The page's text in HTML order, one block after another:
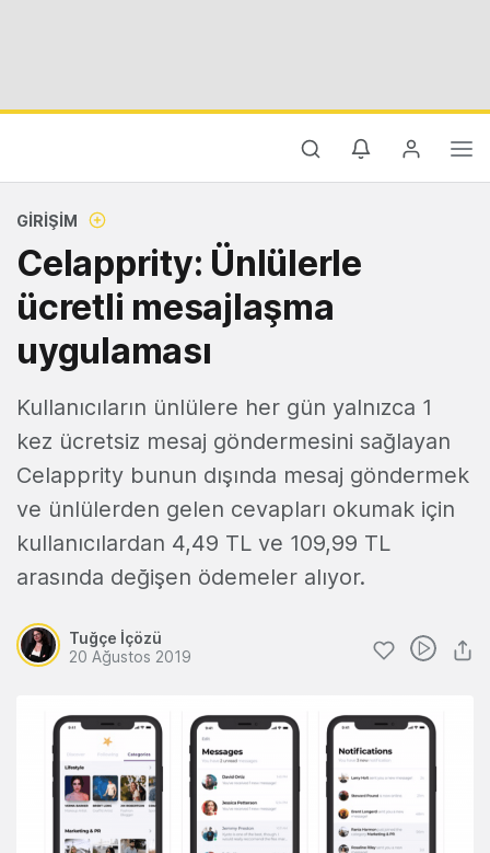
GIRIŞIM
Celapprity: Ünlülerle
ücretli mesajlaşma
uygulaması
Kullanıcıların ünlülere her gün yalnızca 1
kez ücretsiz mesaj göndermesini sağlayan
Celapprity bunun dışında mesaj göndermek
ve ünlülerden gelen cevapları okumak için
kullanıcılardan 4,49 TL ve 109,99 TL
arasında değişen ödemeler alıyor.
Tuğçe İçözü
20 Ağustos 2019